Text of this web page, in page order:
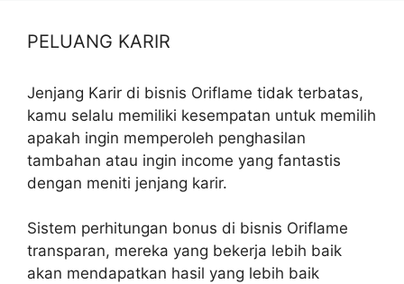
PELUANG KARIR
Jenjang Karir di bisnis Oriflame tidak terbatas,
kamu selalu memiliki kesempatan untuk memilih
apakah ingin memperoleh penghasilan
tambahan atau ingin income yang fantastis
dengan meniti jenjang karir.
Sistem perhitungan bonus di bisnis Oriflame
transparan, mereka yang bekerja lebih baik
akan mendapatkan hasil yang lebih baik